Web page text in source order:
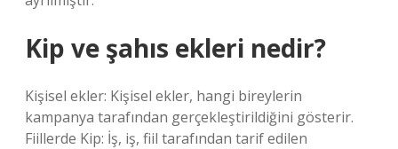
Kip ve şahıs ekleri nedir?
Kişisel ekler: Kişisel ekler, hangi bireylerin
kampanya tarafından gerçekleştirildiğini gösterir.
Fiillerde Kip: İş, iş, fiil tarafından tarif edilen